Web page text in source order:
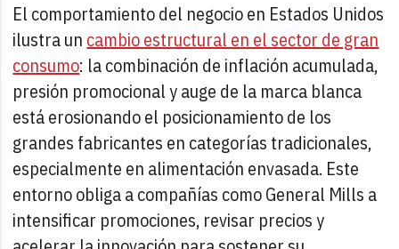
El comportamiento del negocio en Estados Unidos
ilustra un cambio estructural en el sector de gran
consumo: la combinación de inflación acumulada,
presión promocional y auge de la marca blanca
está erosionando el posicionamiento de los
grandes fabricantes en categorías tradicionales,
especialmente en alimentación envasada. Este
entorno obliga a compañías como General Mills a
intensificar promociones, revisar precios y